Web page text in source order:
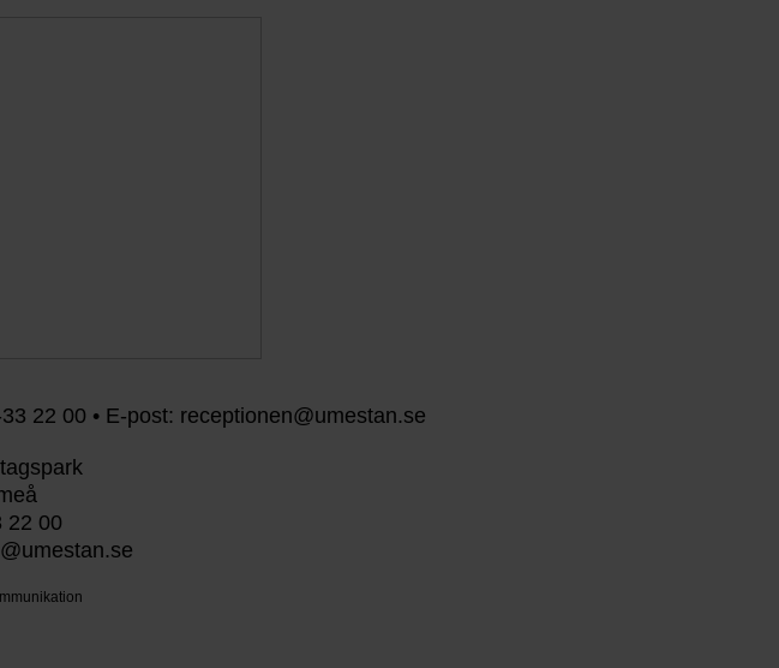
22 00 • E-post: receptionen@umestan.se
22 00